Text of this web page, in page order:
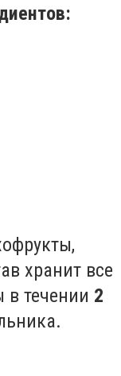
хранит все
в течении 2